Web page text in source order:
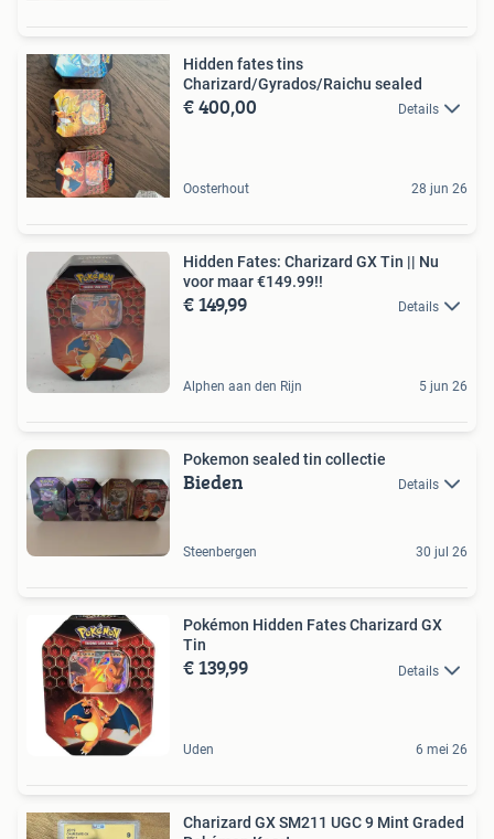
Hidden fates tins
Charizard/Gyrados/Raichu sealed
€ 400,00 Details
Oosterhout 28 jun 26
Hidden Fates: Charizard GX Tin || Nu
voor maar €149.99!!
€ 149,99 Details
Alphen aan den Rijn 5 jun 26
Pokemon sealed tin collectie
Bieden Details
Steenbergen 30 jul 26
Pokémon Hidden Fates Charizard GX
Tin
€ 139,99 Details
Uden 6 mei 26
Charizard GX SM211 UGC 9 Mint Graded